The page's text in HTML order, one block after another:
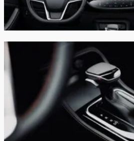
преднатяжителями и
Система напоминания о
пассажира
Трехточечные ремни
заднего среднего сиденья с
Система напоминания о
ремне безопасности задних
Система крепления